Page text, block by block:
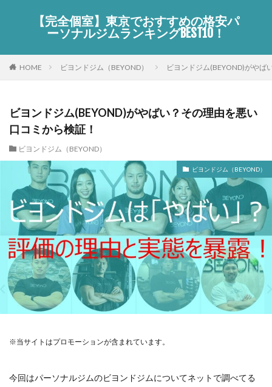
【完全個室】東京でおすすめの格安パ
ーソナルジムランキングBEST10！
HOME ビヨンドジム（BEYOND） ビヨンドジム(BEYOND)がやば
ビヨンドジム(BEYOND)がやばい？その理由を悪い
口コミから検証！
ビヨンドジム（BEYOND）
ビヨンドジム（BEYOND）
※当サイトはプロモーションが含まれています。
今回はパーソナルジムのビヨンドジムについてネットで調べてる